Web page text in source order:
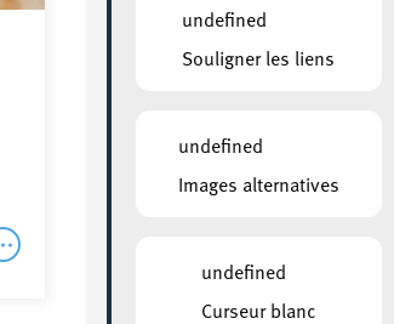
Jusqu'au 06 août
Mertens
MBSR – Conference
undefined
Souligner les liens
undefined
Images alternatives
undefined
Curseur blanc